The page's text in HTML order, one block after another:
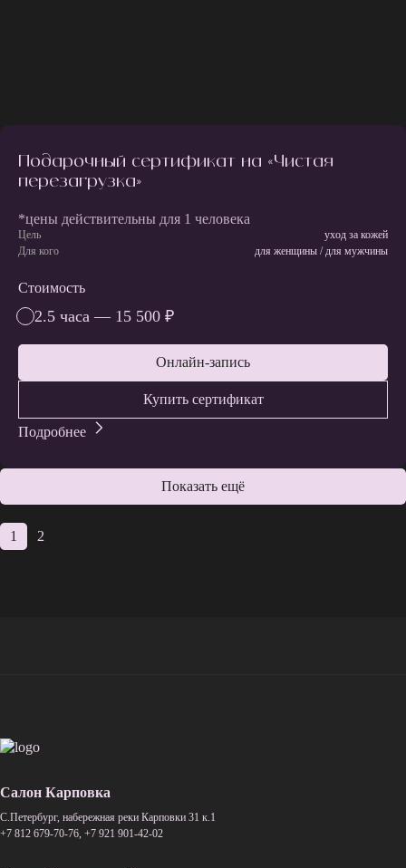
Подарочный сертификат на «Чистая
перезагрузка»
*цены действительны для 1 человека
Цель
уход за кожей
Для кого
для женщины / для мужчины
Стоимость
2.5 часа — 15 500 ₽
Онлайн-запись
Купить сертификат
Подробнее
Показать ещё
1 2
Салон Карповка
C.Петербург, набережная реки Карповки 31 к.1
+7 812 679-70-76, +7 921 901-42-02